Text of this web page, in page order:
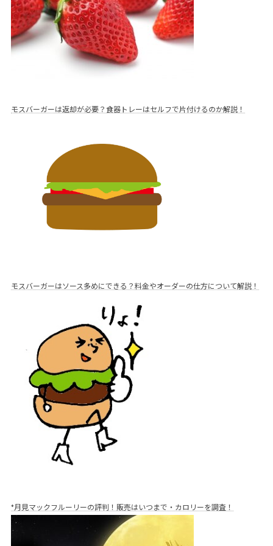
送
り
モスバーガーは返却が必要？食器トレーはセルフで片付けるのか解説！
モスバーガーはソース多めにできる？料金やオーダーの仕方について解説！
*月見マックフルーリーの評判！販売はいつまで・カロリーを調査！